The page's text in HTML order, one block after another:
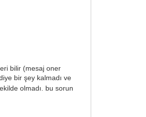
bilir (mesaj oner
bir şey kalmadı ve
olmadı. bu sorun